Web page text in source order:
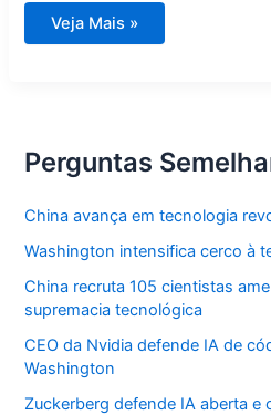
Tarifaço
2025
Veja Mais »
Perguntas
China avança em tecnologia
Washington intensifica cerco à
China recruta 105 cientistas
supremacia tecnológica
CEO da Nvidia defende IA de
Washington
Zuckerberg defende IA aberta e